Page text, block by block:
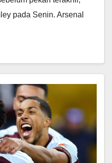
pada Senin. Arsenal